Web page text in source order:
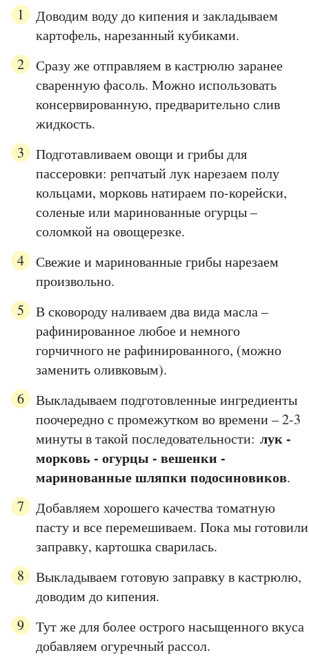
Доводим воду до кипения и закладываем
картофель, нарезанный кубиками.
Сразу же отправляем в кастрюлю заранее
сваренную фасоль. Можно использовать
консервированную, предварительно слив
жидкость.
Подготавливаем овощи и грибы для
пассеровки: репчатый лук нарезаем полу
кольцами, морковь натираем по-корейски,
соленые или маринованные огурцы –
соломкой на овощерезке.
Свежие и маринованные грибы нарезаем
произвольно.
В сковороду наливаем два вида масла –
рафинированное любое и немного
горчичного не рафинированного, (можно
заменить оливковым).
Выкладываем подготовленные ингредиенты
поочередно с промежутком во времени – 2-3
минуты в такой последовательности: лук -
морковь - огурцы - вешенки -
маринованные шляпки подосиновиков.
Добавляем хорошего качества томатную
пасту и все перемешиваем. Пока мы готовили
заправку, картошка сварилась.
Выкладываем готовую заправку в кастрюлю,
доводим до кипения.
Тут же для более острого насыщенного вкуса
добавляем огуречный рассол.